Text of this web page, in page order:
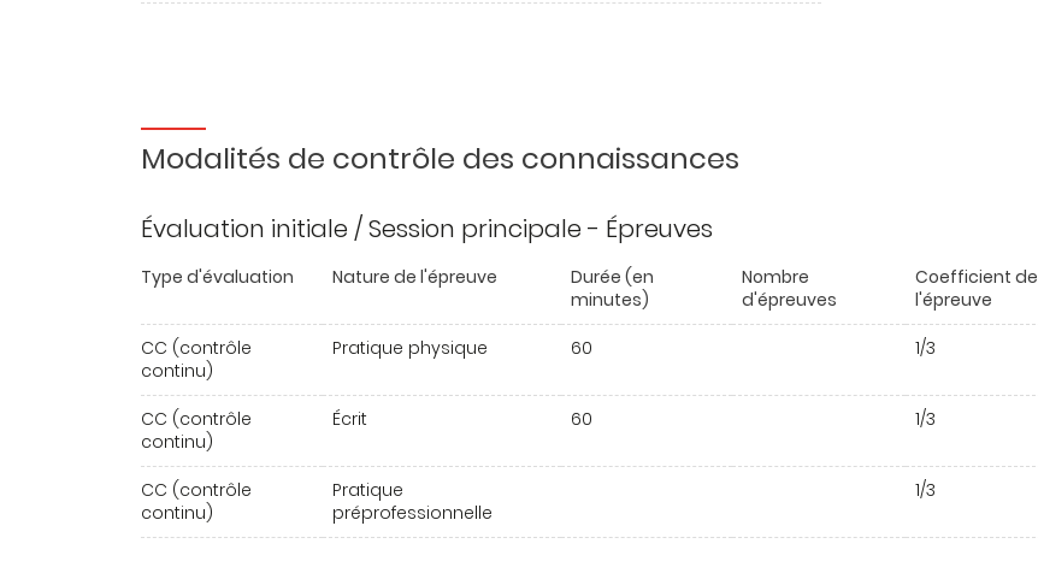
Modalités de contrôle des connaissances
Évaluation initiale / Session principale - Épreuves
Type d'évaluation Nature de l'épreuve
Durée (en
minutes)
Nombre
d'épreuves
Coefficient de
l'épreuve
CC (contrôle
continu)
Pratique physique 60 1/3
CC (contrôle
continu)
Écrit 60 1/3
CC (contrôle
continu)
Pratique
préprofessionnelle
1/3